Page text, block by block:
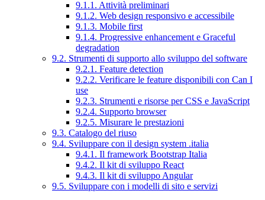
9.1.1. Attività preliminari
9.1.2. Web design responsivo e accessibile
9.1.3. Mobile first
9.1.4. Progressive enhancement e Graceful
degradation
9.2. Strumenti di supporto allo sviluppo del software
9.2.1. Feature detection
9.2.2. Verificare le feature disponibili con Can I
use
9.2.3. Strumenti e risorse per CSS e JavaScript
9.2.4. Supporto browser
9.2.5. Misurare le prestazioni
9.3. Catalogo del riuso
9.4. Sviluppare con il design system .italia
9.4.1. Il framework Bootstrap Italia
9.4.2. Il kit di sviluppo React
9.4.3. Il kit di sviluppo Angular
9.5. Sviluppare con i modelli di sito e servizi